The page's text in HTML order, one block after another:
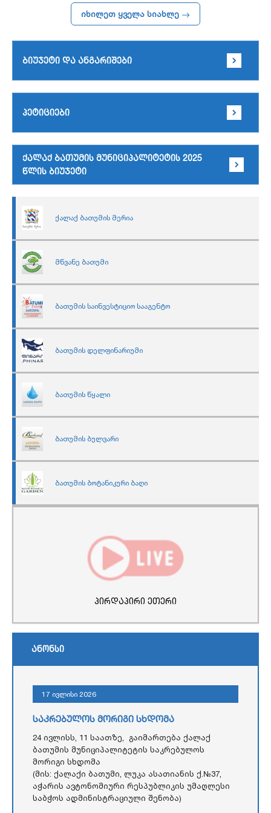
ბიუჯეტი და ანგარიშები
პეტიციები
ქალაქ ბათუმის მუნიციპალიტეტის 2025
წლის ბიუჯეტი
ქალაქ ბათუმის მერია
მწვანე ბათუმი
ბათუმის საინვესტიციო სააგენტო
ბათუმის დელფინარიუმი
ბათუმის წყალი
ბათუმის ბულვარი
ბათუმის ბოტანიკური ბაღი
იხილეთ ყველა სიახლე
პირდაპირი ეთერი
ანონსი
17 ივლისი 2026
საკრებულოს მორიგი სხდომა
24 ივლისს, 11 საათზე, გაიმართება ქალაქ
ბათუმის მუნიციპალიტეტის საკრებულოს
მორიგი სხდომა
(მის: ქალაქი ბათუმი, ლუკა ასათიანის ქ.№37,
აჭარის ავტონომიური რესპუბლიკის უმაღლესი
საბჭოს ადმინისტრაციული შენობა)